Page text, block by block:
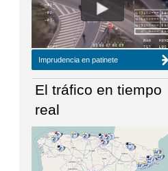
NÚMERO ACTUAL HEMEROTECA
Imprudencia en patinete
El tráfico en tiempo
real